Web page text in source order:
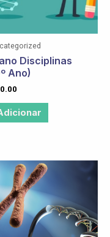
Disciplinas
Ano)